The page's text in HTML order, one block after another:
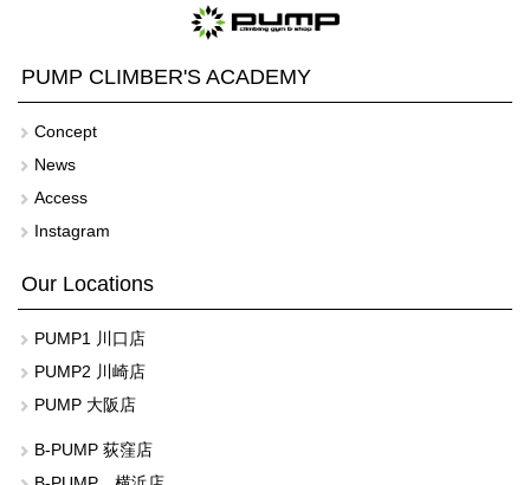
PUMP CLIMBER'S ACADEMY
Concept
News
Access
Instagram
Our Locations
PUMP1 川口店
PUMP2 川崎店
PUMP 大阪店
B-PUMP 荻窪店